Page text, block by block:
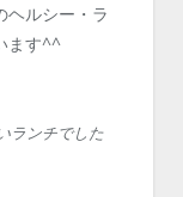
ヘルシー・ラ
ます^^
ランチでした